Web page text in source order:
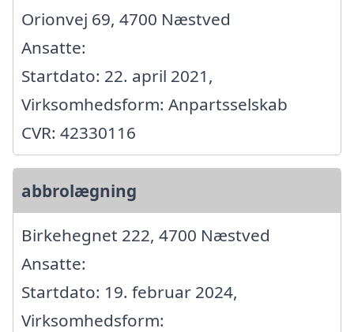
Orionvej 69, 4700 Næstved
Ansatte:
Startdato: 22. april 2021,
Virksomhedsform: Anpartsselskab
CVR: 42330116
abbrolægning
Birkehegnet 222, 4700 Næstved
Ansatte:
Startdato: 19. februar 2024,
Virksomhedsform: